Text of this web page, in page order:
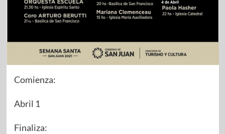
Comienza:
Abril 1
Finaliza: